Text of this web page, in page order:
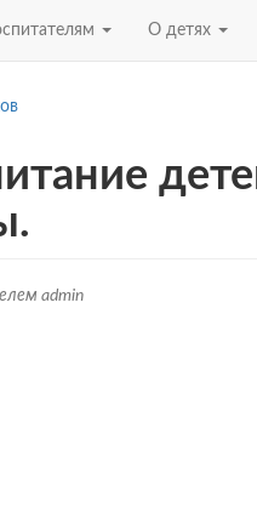
О детях
admin